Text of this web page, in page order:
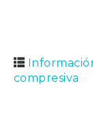
compresiva